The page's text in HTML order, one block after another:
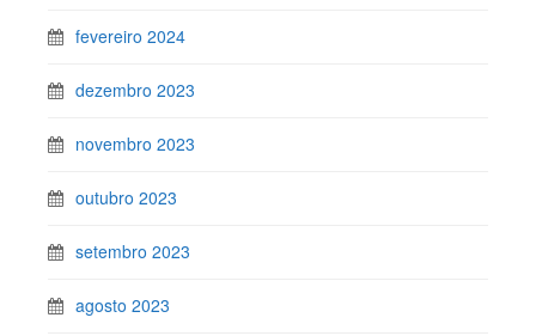
fevereiro 2024
dezembro 2023
novembro 2023
outubro 2023
setembro 2023
agosto 2023